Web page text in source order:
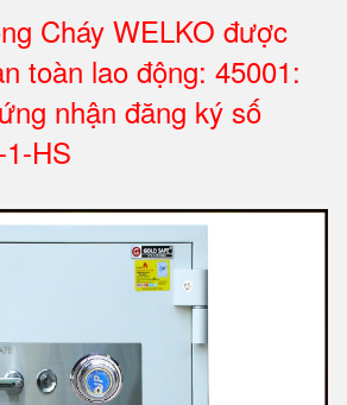
Cháy WELKO được
toàn lao động: 45001:
nhận đăng ký số
HS